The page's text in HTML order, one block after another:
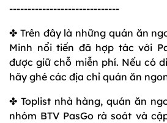
------------------------------
✤ Trên đây là những quán ăn
Minh nổi tiến đã hợp tác với
được giữ chỗ miễn phí. Nếu có
hãy ghé các địa chỉ quán ăn
✤ Toplist nhà hàng, quán ăn
nhóm BTV PasGo rà soát và